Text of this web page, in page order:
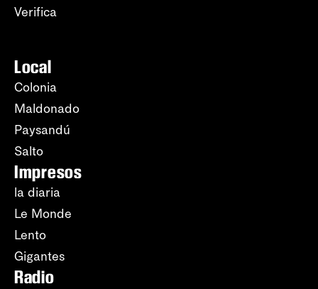
Verifica
Local
Colonia
Maldonado
Paysandú
Salto
Impresos
la diaria
Le Monde
Lento
Gigantes
Radio